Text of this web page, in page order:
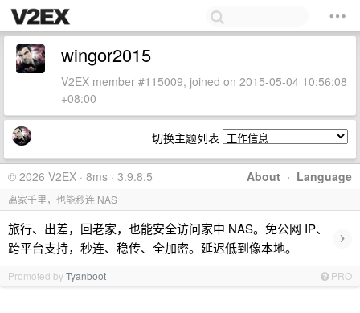
wingor2015
V2EX member #115009, joined on 2015-05-04 10:56:08
+08:00
切换主题列表
About · Language
© 2026 V2EX · 8ms · 3.9.8.5
离家千里，也能秒连 NAS
旅行、出差，回老家，也能安全访问家中 NAS。免公网 IP、
跨平台支持，秒连、稳传、全加密。延迟低到像本地。
›
Promoted byTyanboot PRO